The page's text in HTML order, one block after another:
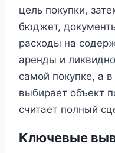
цель покупки,
бюджет,
расходы на
аренды и
самой покупке, а
выбирает объект
считает полный
Ключевые